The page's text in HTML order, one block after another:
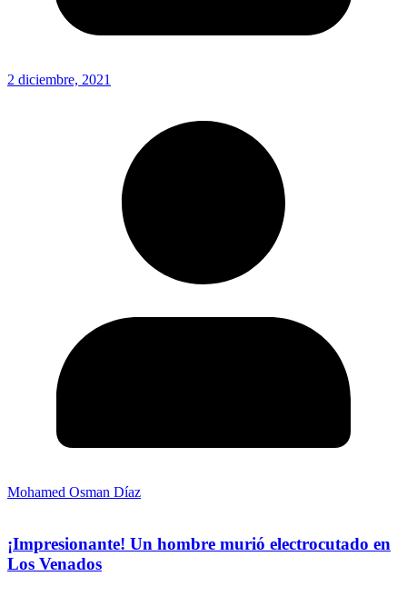
2 diciembre, 2021
Mohamed Osman Díaz
¡Impresionante! Un hombre murió electrocutado en
Los Venados